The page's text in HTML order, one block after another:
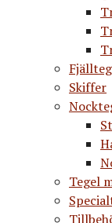
Skiffer
Tegel